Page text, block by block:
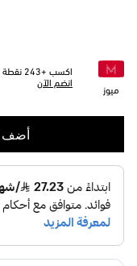
ميوز
اكسب +243 نقطة
انضم الآن
أضف